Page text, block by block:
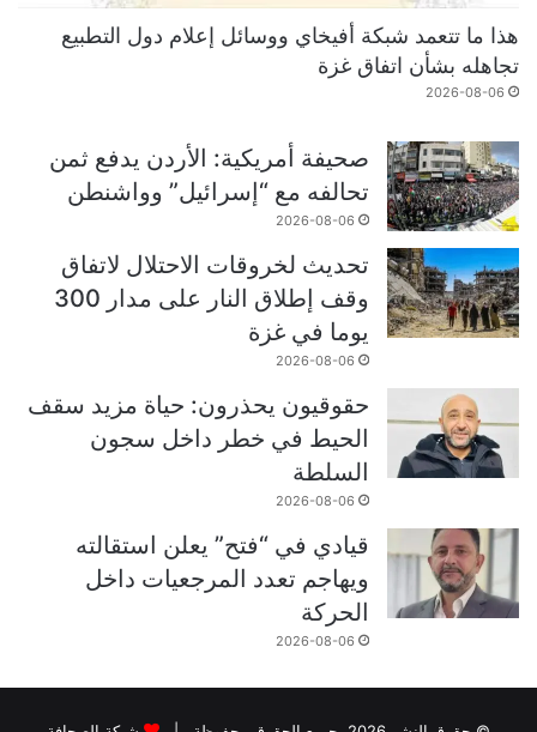
هذا ما تتعمد شبكة أفيخاي ووسائل إعلام دول التطبيع
تجاهله بشأن اتفاق غزة
2026-08-06
صحيفة أمريكية: الأردن يدفع ثمن
تحالفه مع “إسرائيل” وواشنطن
2026-08-06
تحديث لخروقات الاحتلال لاتفاق
وقف إطلاق النار على مدار 300
يوما في غزة
2026-08-06
حقوقيون يحذرون: حياة مزيد سقف
الحيط في خطر داخل سجون
السلطة
2026-08-06
قيادي في “فتح” يعلن استقالته
ويهاجم تعدد المرجعيات داخل
الحركة
2026-08-06